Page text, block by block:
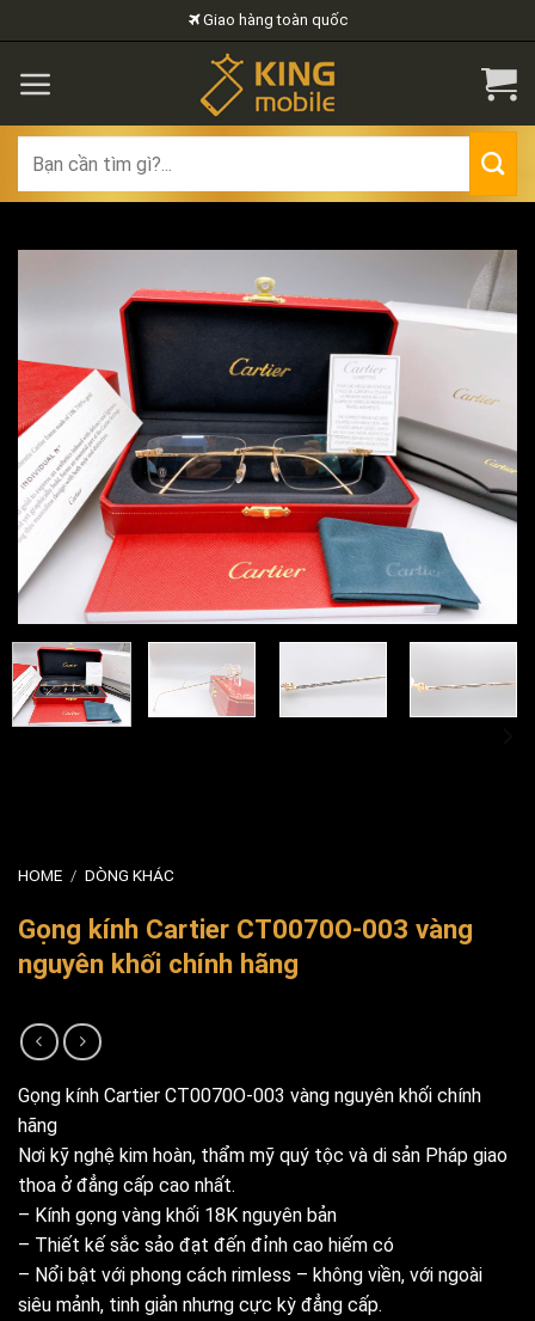
to
content
Giao hàng toàn quốc
for:
HOME / DÒNG KHÁC
Gọng kính Cartier CT0070O-003 vàng
nguyên khối chính hãng
Gọng kính Cartier CT0070O-003 vàng nguyên khối chính
hãng
Nơi kỹ nghệ kim hoàn, thẩm mỹ quý tộc và di sản Pháp giao
thoa ở đẳng cấp cao nhất.
– Kính gọng vàng khối 18K nguyên bản
– Thiết kế sắc sảo đạt đến đỉnh cao hiếm có
– Nổi bật với phong cách rimless – không viền, với ngoài
siêu mảnh, tinh giản nhưng cực kỳ đẳng cấp.